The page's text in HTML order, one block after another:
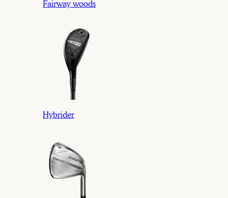
Fairway woods
Hybrider